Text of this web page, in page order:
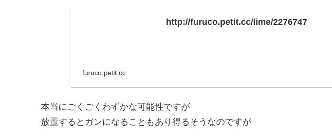
http://furuco.petit.cc/lime/2276747
furuco.petit.cc
本当にごくごくわずかな可能性ですが
放置するとガンになることもあり得るそうなのですが